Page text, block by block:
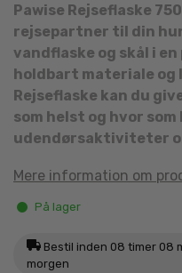
Pawise Rejseflaske
rejsepartner til din
vandflaske og skål i
holdbart materiale og
Rejseflaske kan du
som helst og hvor
udendørsaktiviteter
Mere information om
På lager
Bestil inden 08 timer 08
morgen